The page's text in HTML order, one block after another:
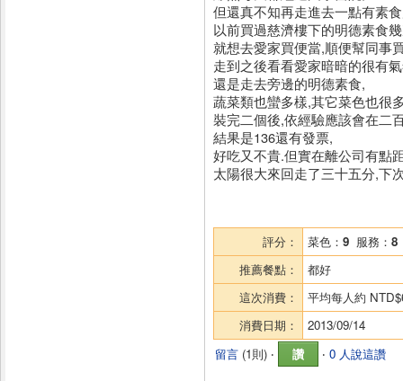
但還真不知再走進去一點有素
以前買過慈濟樓下的明德素食
就想去愛家買便當,順便幫同事
走到之後看看愛家暗暗的很有
還是走去旁邊的明德素食,
蔬菜類也蠻多樣,其它菜色也很
裝完二個後,依經驗應該會在二
結果是136還有發票,
好吃又不貴.但實在離公司有點
太陽很大來回走了三十五分,下
評分： 菜色： 9 服務： 8
推薦餐點：
都好
這次消費：
平均每人約
消費日期：
2013/09/14
留言 (1則) ‧ 讚 ‧ 0 人說這讚